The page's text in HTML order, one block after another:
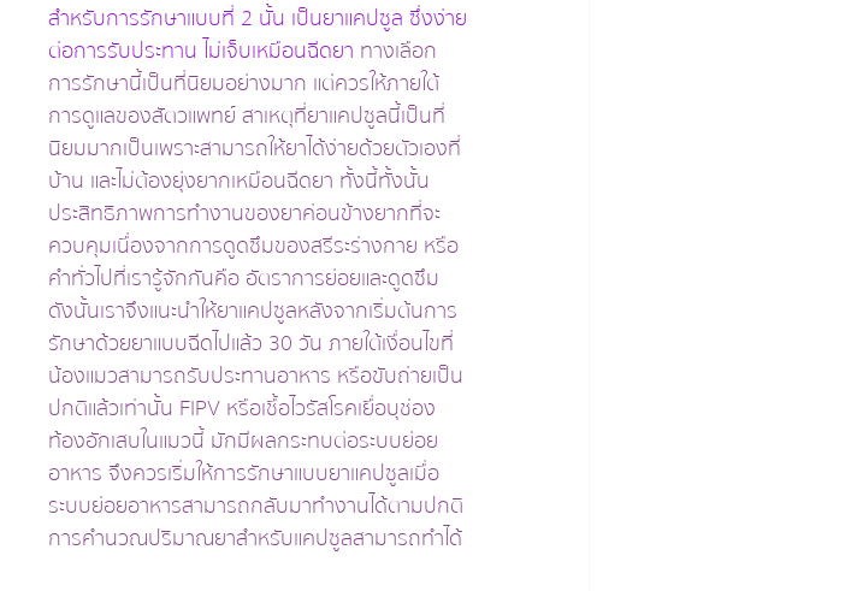
สำหรับการรักษาแบบที่ 2 นั้น เป็นยาแคปซูล ซึ่งง่าย
ต่อการรับประทาน ไม่เจ็บเหมือนฉีดยา ทางเลือก
การรักษานี้เป็นที่นิยมอย่างมาก แต่ควรให้ภายใต้
การดูแลของสัตวแพทย์ สาเหตุที่ยาแคปซูลนี้เป็นที่
นิยมมากเป็นเพราะสามารถให้ยาได้ง่ายด้วยตัวเองที่
บ้าน และไม่ต้องยุ่งยากเหมือนฉีดยา ทั้งนี้ทั้งนั้น
ประสิทธิภาพการทำงานของยาค่อนข้างยากที่จะ
ควบคุมเนื่องจากการดูดซึมของสรีระร่างกาย หรือ
คำทั่วไปที่เรารู้จักกันคือ อัตราการย่อยและดูดซึม
ดังนั้นเราจึงแนะนำให้ยาแคปซูลหลังจากเริ่มต้นการ
รักษาด้วยยาแบบฉีดไปแล้ว 30 วัน ภายใต้เงื่อนไขที่
น้องแมวสามารถรับประทานอาหาร หรือขับถ่ายเป็น
ปกติแล้วเท่านั้น FIPV หรือเชื้อไวรัสโรคเยื่อบุช่อง
ท้องอักเสบในแมวนี้ มักมีผลกระทบต่อระบบย่อย
อาหาร จึงควรเริ่มให้การรักษาแบบยาแคปซูลเมื่อ
ระบบย่อยอาหารสามารถกลับมาทำงานได้ตามปกติ
การคำนวณปริมาณยาสำหรับแคปซูลสามารถทำได้